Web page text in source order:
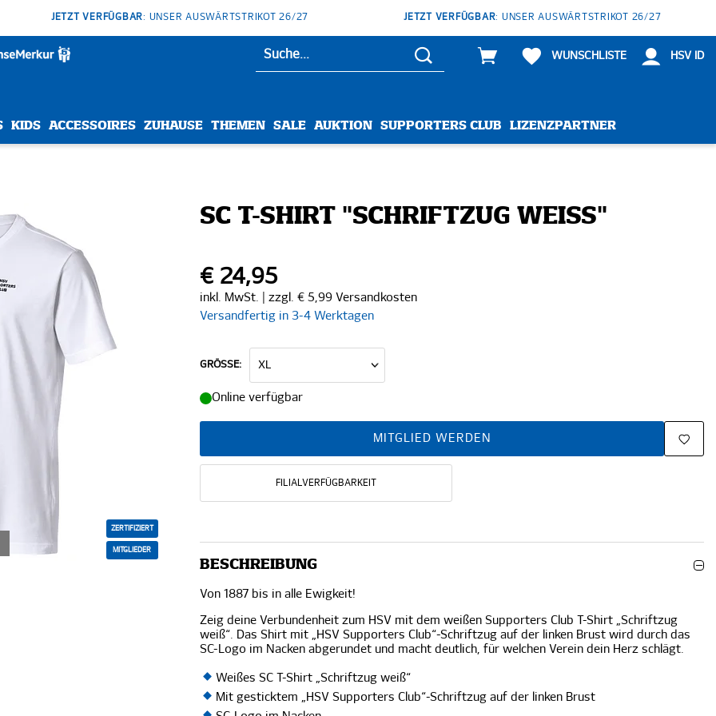
JETZT VERFÜGBAR: UNSER AUSWÄRTSTRIKOT 26/27 JETZT VERFÜGBAR: UNSER AUSWÄRTSTRIKOT 26/27
WUNSCHLISTE HSV ID
KIDS ACCESSOIRES ZUHAUSE THEMEN SALE AUKTION SUPPORTERS CLUB LIZENZPARTNER
ZERTIFIZIERT
MITGLIEDER
SC T-SHIRT "SCHRIFTZUG WEISS"
€ 24,95
inkl. MwSt. | zzgl. € 5,99 Versandkosten
Versandfertig in 3-4 Werktagen
GRÖSSE:
Online verfügbar
MITGLIED WERDEN
FILIALVERFÜGBARKEIT
BESCHREIBUNG
Von 1887 bis in alle Ewigkeit!
Zeig deine Verbundenheit zum HSV mit dem weißen Supporters Club T-Shirt „Schriftzug
weiß“. Das Shirt mit „HSV Supporters Club“-Schriftzug auf der linken Brust wird durch das
SC-Logo im Nacken abgerundet und macht deutlich, für welchen Verein dein Herz schlägt.
Weißes SC T-Shirt „Schriftzug weiß“
Mit gesticktem „HSV Supporters Club“-Schriftzug auf der linken Brust